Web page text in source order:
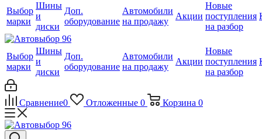
Выбор
марки
Шины
и
диски
Доп.
оборудование
Автомобили
на продажу
Акции
Новые
поступления
на разбор
Выбор
марки
Шины
и
диски
Доп.
оборудование
Автомобили
на продажу
Акции
Новые
поступления
на разбор
Сравнение0 Отложенные 0 Корзина 0